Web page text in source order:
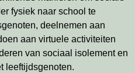
fysiek naar school te
deelnemen aan
aan virtuele activiteiten
van sociaal isolement en
leeftijdsgenoten.